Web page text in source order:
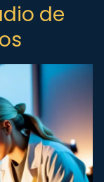
de